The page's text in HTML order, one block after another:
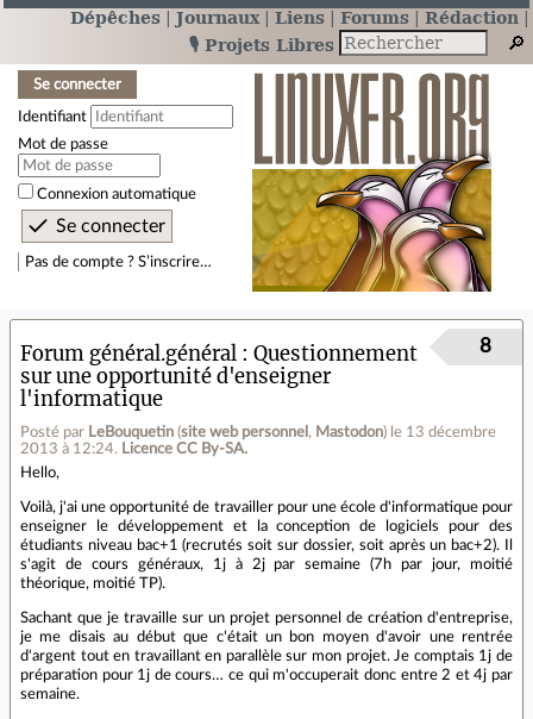
Dépêches Journaux Liens Forums
Rédaction
🎙️ Projets Libres
Se connecter
Identifiant
Mot de passe
Connexion automatique
Pas de compte ? S’inscrire…
Forum général.général
Questionnement
sur une opportunité d'enseigner
l'informatique
Posté par LeBouquetin (site web personnel , Mastodon) le 13 décembre
2013 à 12:24. Licence CC By‑SA.
8
Hello,
Voilà, j'ai une opportunité de travailler pour une école d'informatique pour
enseigner le développement et la conception de logiciels pour des
étudiants niveau bac+1 (recrutés soit sur dossier, soit après un bac+2). Il
s'agit de cours généraux, 1j à 2j par semaine (7h par jour, moitié
théorique, moitié TP).
Sachant que je travaille sur un projet personnel de création d'entreprise,
je me disais au début que c'était un bon moyen d'avoir une rentrée
d'argent tout en travaillant en parallèle sur mon projet. Je comptais 1j de
préparation pour 1j de cours… ce qui m'occuperait donc entre 2 et 4j par
semaine.